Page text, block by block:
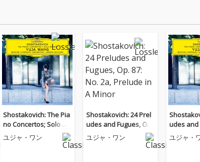
Shostakovich: The Pia
no Concertos; Solo W
orks
ユジャ・ワン
Shostakovich: 24 Prel
udes and Fugues, Op.
87: No. 2a, Prelude in
A Minor
ユジャ・ワン
udes and
87: No.
A Minor
ユジャ・